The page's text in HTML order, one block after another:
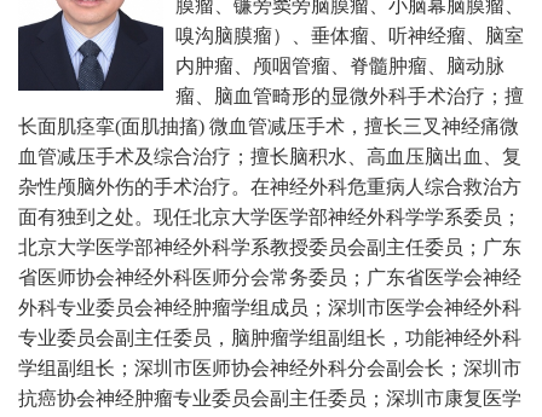
膜瘤、镰旁窦旁脑膜瘤、小脑幕脑膜瘤、
嗅沟脑膜瘤）、垂体瘤、听神经瘤、脑室
内肿瘤、颅咽管瘤、脊髓肿瘤、脑动脉
瘤、脑血管畸形的显微外科手术治疗；擅
长面肌痉挛(面肌抽搐) 微血管减压手术，擅长三叉神经痛微
血管减压手术及综合治疗；擅长脑积水、高血压脑出血、复
杂性颅脑外伤的手术治疗。在神经外科危重病人综合救治方
面有独到之处。现任北京大学医学部神经外科学学系委员；
北京大学医学部神经外科学系教授委员会副主任委员；广东
省医师协会神经外科医师分会常务委员；广东省医学会神经
外科专业委员会神经肿瘤学组成员；深圳市医学会神经外科
专业委员会副主任委员，脑肿瘤学组副组长，功能神经外科
学组副组长；深圳市医师协会神经外科分会副会长；深圳市
抗癌协会神经肿瘤专业委员会副主任委员；深圳市康复医学